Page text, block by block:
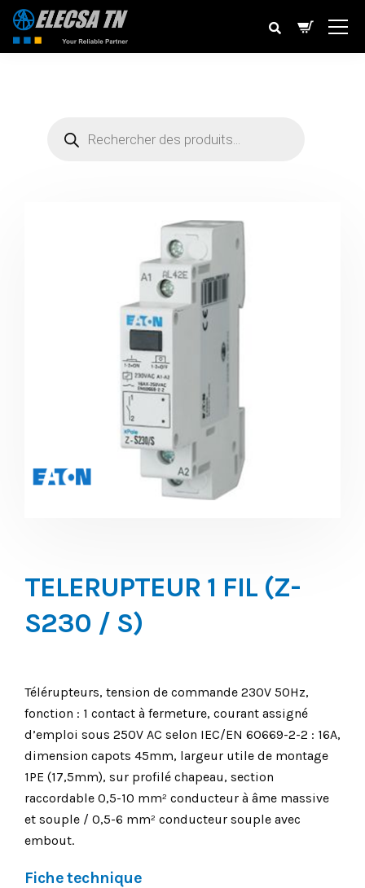
TELERUPTEUR 1 FIL (Z-
S230 / S)
Télérupteurs, tension de commande 230V 50Hz,
fonction : 1 contact à fermeture, courant assigné
d’emploi sous 250V AC selon IEC/EN 60669-2-2 : 16A,
dimension capots 45mm, largeur utile de montage
1PE (17,5mm), sur profilé chapeau, section
raccordable 0,5-10 mm² conducteur à âme massive
et souple / 0,5-6 mm² conducteur souple avec
embout.
Fiche technique